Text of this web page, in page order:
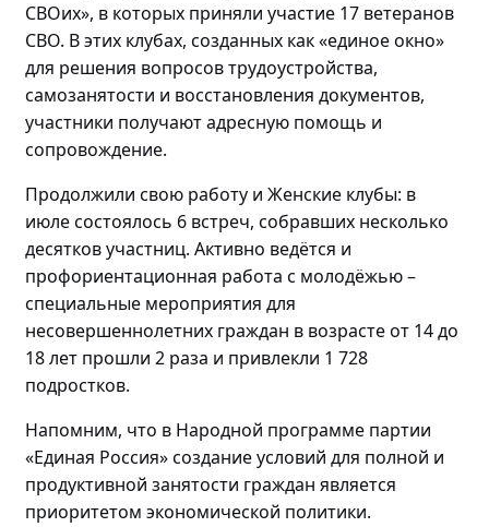
СВОих», в которых приняли участие 17 ветеранов
СВО. В этих клубах, созданных как «единое окно»
для решения вопросов трудоустройства,
самозанятости и восстановления документов,
участники получают адресную помощь и
сопровождение.
Продолжили свою работу и Женские клубы: в
июле состоялось 6 встреч, собравших несколько
десятков участниц. Активно ведётся и
профориентационная работа с молодёжью–
специальные мероприятия для
несовершеннолетних граждан в возрасте от 14 до
18 лет прошли 2 раза и привлекли 1 728
подростков.
Напомним, что в Народной программе партии
«Единая Россия» создание условий для полной и
продуктивной занятости граждан является
приоритетом экономической политики.